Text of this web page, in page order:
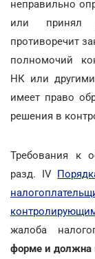
неправильно
или принял
противоречит
полномочий
НК или
имеет право
решения в
Требования к
разд. IV
жалоба
форме и должна